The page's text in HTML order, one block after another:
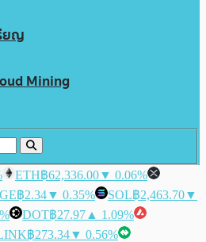
ยญ
Mining
ETH฿62,336.00▼ 0.06%
฿2.34▼ 0.35% SOL฿2,463.70▼
DOT฿27.97 ▲ 1.09%
฿273.34▼ 0.56%